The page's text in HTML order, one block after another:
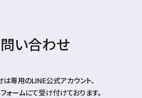
い合わせ
専⽤のLINE公式アカウント、
ォームにて受け付けております。